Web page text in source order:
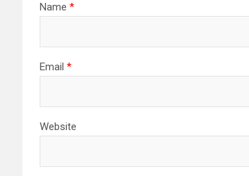
Name *
Email *
Website